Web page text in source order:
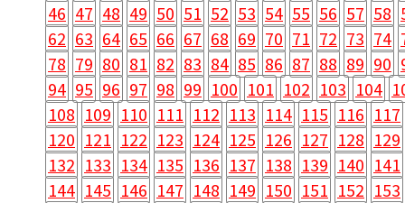
46 47 48 49 50 51 52 53 54 55 56 57 58
62 63 64 65 66 67 68 69 70 71 72 73 74
78 79 80 81 82 83 84 85 86 87 88 89 90
94 95 96 97 98 99 100 101 102 103 104
108 109 110 111 112 113 114 115 116 117
120 121 122 123 124 125 126 127 128 129
132 133 134 135 136 137 138 139 140 141
144 145 146 147 148 149 150 151 152 153